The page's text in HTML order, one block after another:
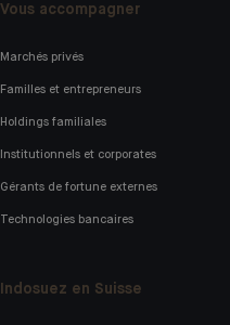
Vous accompagner
Marchés privés
Familles et entrepreneurs
Holdings familiales
Institutionnels et corporates
Gérants de fortune externes
Technologies bancaires
Indosuez en Suisse